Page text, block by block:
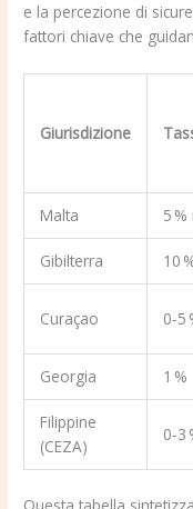
e la percezione di
fattori chiave che
Giurisdizione
Malta 5
Gibilterra 10
Curaçao 0‑5
Georgia 1 %
Filippine
(CEZA)
0‑3